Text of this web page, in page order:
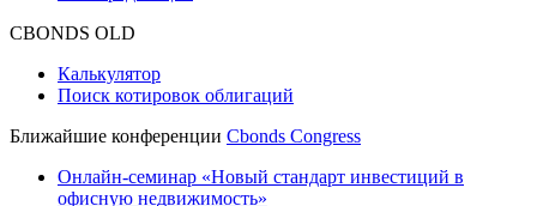
Оферта для юридических лиц
IT-аккредитация
Поиск котировок облигаций